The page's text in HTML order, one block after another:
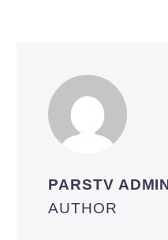
PARSTV
AUTHOR